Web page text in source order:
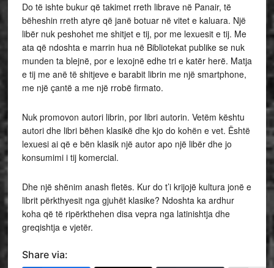
Do të ishte bukur që takimet rreth librave në Panair, të
bëheshin rreth atyre që janë botuar në vitet e kaluara. Një
libër nuk peshohet me shitjet e tij, por me lexuesit e tij. Me
ata që ndoshta e marrin hua në Bibliotekat publike se nuk
munden ta blejnë, por e lexojnë edhe tri e katër herë. Matja
e tij me anë të shitjeve e barabit librin me një smartphone,
me një çantë a me një rrobë firmato.
Nuk promovon autori librin, por libri autorin. Vetëm kështu
autori dhe libri bëhen klasikë dhe kjo do kohën e vet. Është
lexuesi ai që e bën klasik një autor apo një libër dhe jo
konsumimi i tij komercial.
Dhe një shënim anash fletës. Kur do t’i krijojë kultura jonë e
librit përkthyesit nga gjuhët klasike? Ndoshta ka ardhur
koha që të ripërkthehen disa vepra nga latinishtja dhe
greqishtja e vjetër.
Share via: